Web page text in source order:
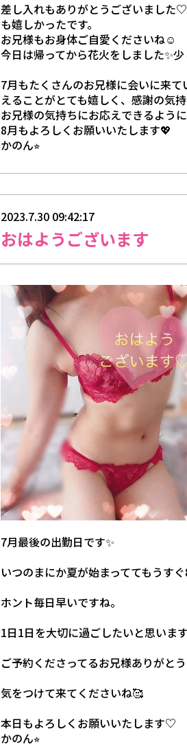
差し入れもありがとうございました
も嬉しかったです。
お兄様もお身体ご自愛くださいね☺️
今日は帰ってから花火をしました✨
7月もたくさんのお兄様に会いに来
えることがとても嬉しく、感謝の気持
お兄様の気持ちにお応えできるよう
8月もよろしくお願いいたします💖
かのん⭐︎
2023.7.30 09:42:17
おはようございます
7月最後の出勤日です✨
いつのまにか夏が始まっててもうす
ホント毎日早いですね。
1日1日を大切に過ごしたいと思いま
ご予約くださってるお兄様ありがと
気をつけて来てくださいね🥰
本日もよろしくお願いいたします♡
かのん⭐︎